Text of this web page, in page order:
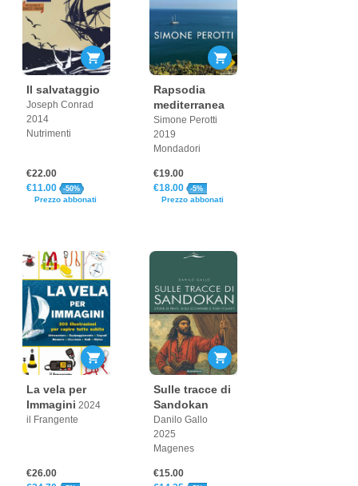
Il salvataggio
Joseph Conrad
2014
Nutrimenti
€22.00
€11.00 -50%
Prezzo abbonati
Rapsodia
mediterranea
Simone Perotti
2019
Mondadori
€19.00
€18.00 -5%
Prezzo abbonati
La vela per
Immagini 2024
il Frangente
€26.00
Sulle tracce di
Sandokan
Danilo Gallo
2025
Magenes
€15.00